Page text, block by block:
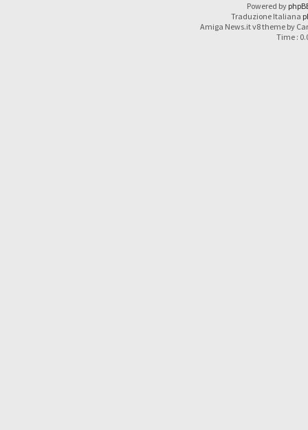
Powered by
Traduzione Italiana
Amiga News.it v8 theme by
Time :